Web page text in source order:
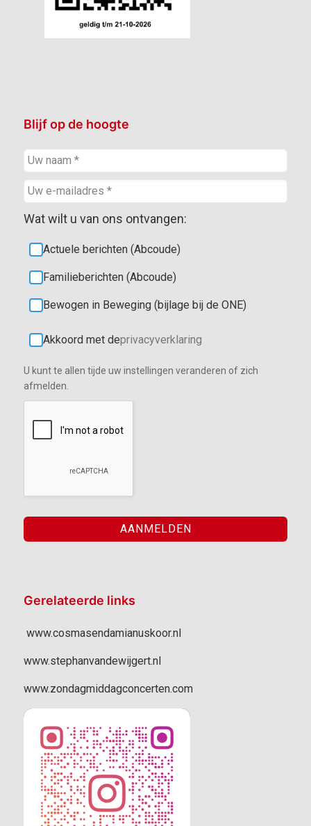
Blijf op de hoogte
Wat wilt u van ons ontvangen:
Actuele berichten (Abcoude)
Familieberichten (Abcoude)
Bewogen in Beweging (bijlage bij de ONE)
Akkoord met deprivacyverklaring
U kunt te allen tijde uw instellingen veranderen of zich
afmelden.
Gerelateerde links
www.cosmasendamianuskoor.nl
www.stephanvandewijgert.nl
www.zondagmiddagconcerten.com